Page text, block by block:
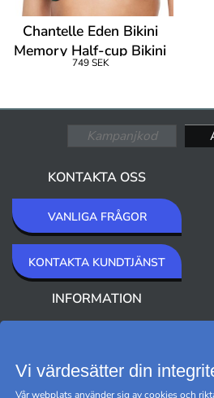
Chantelle Eden Bikini
Memory Half-cup Bikini
Bra
749 SEK
KONTAKTA OSS
VANLIGA FRÅGOR
KONTAKTA KUNDTJÄNST
INFORMATION
Vi värdesätter din
Vår webplats använder sig av cookies och